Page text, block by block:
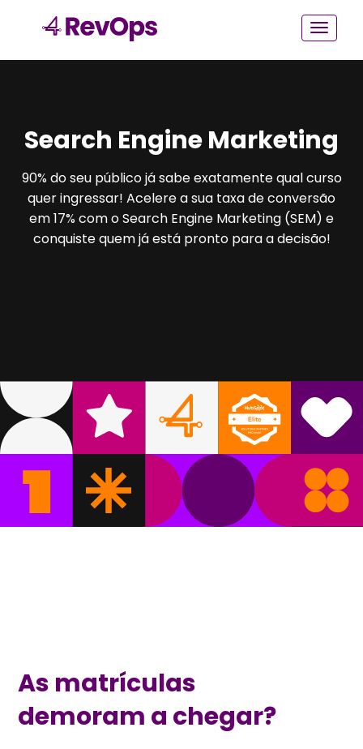
Search Engine Marketing
90% do seu público já sabe exatamente qual curso
quer ingressar! Acelere a sua taxa de conversão
em 17% com o Search Engine Marketing (SEM) e
conquiste quem já está pronto para a decisão!
As matrículas
demoram a chegar?